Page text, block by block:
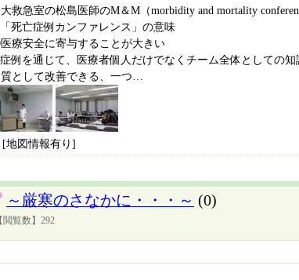
救急室の松島医師のM＆M（morbidity and mortality
死亡症例カンファレンス」の意味
療安全に寄与することが大きい
例を通じて、医療者個人だけでなくチーム全体としての知
として改善できる、一つ…
[地図情報有り]
～厳寒のさなかに・・・～ (0)
閲覧数】292